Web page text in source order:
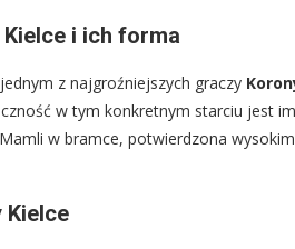
i ich forma
z najgroźniejszych graczy
w tym konkretnym starciu jest
w bramce, potwierdzona
Kielce